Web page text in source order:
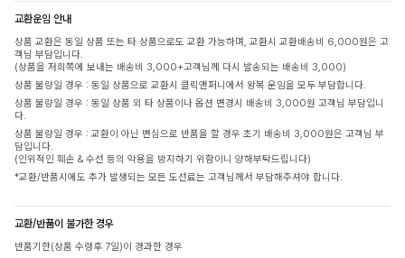
교환운임 안내
상품 교환은 동일 상품 또는 타 상품으로도 교환 가능하며, 교환시 교환배송비 6,000원은 고
객님 부담입니다.
(상품을 저희쪽에 보내는 배송비 3,000+고객님께 다시 발송되는 배송비 3,000)
상품 불량일 경우 : 동일 상품으로 교환시 클릭앤퍼니에서 왕복 운임을 모두 부담합니다.
상품 불량일 경우 : 동일 상품 외 타 상품이나 옵션 변경시 배송비 3,000원 고객님 부담입니
다.
상품 불량일 경우 : 교환이 아닌 변심으로 반품을 할 경우 초기 배송비 3,000원은 고객님 부
담입니다.
(인위적인 훼손 & 수선 등의 악용을 방지하기 위함이니 양해부탁드립니다)
*교환/반품시에도 추가 발생되는 모든 도선료는 고객님께서 부담해주셔야 합니다.
교환/반품이 불가한 경우
반품기한(상품 수령후 7일)이 경과한 경우